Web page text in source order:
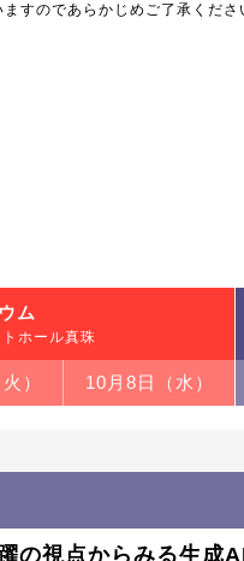
すのであらかじめご了承くださ
ム
ホール真珠
） 10月8日（水）
の視点からみる生成